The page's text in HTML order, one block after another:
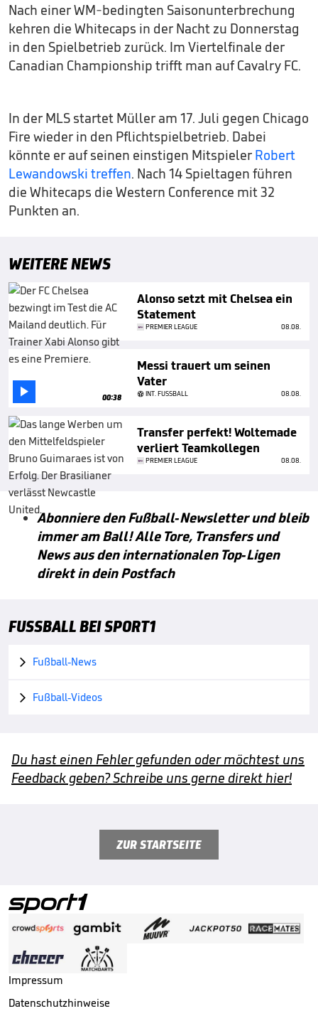
Nach einer WM-bedingten Saisonunterbrechung
kehren die Whitecaps in der Nacht zu Donnerstag
in den Spielbetrieb zurück. Im Viertelfinale der
Canadian Championship trifft man auf Cavalry FC.
In der MLS startet Müller am 17. Juli gegen Chicago
Fire wieder in den Pflichtspielbetrieb. Dabei
könnte er auf seinen einstigen Mitspieler Robert
Lewandowski treffen. Nach 14 Spieltagen führen
die Whitecaps die Western Conference mit 32
Punkten an.
WEITERE NEWS
Alonso setzt mit Chelsea ein
Statement
PREMIER LEAGUE 08.08.
 00:38
Messi trauert um seinen
Vater
INT. FUSSBALL 08.08.
Transfer perfekt! Woltemade
verliert Teamkollegen
PREMIER LEAGUE 08.08.
Abonniere den Fußball-Newsletter und bleib
immer am Ball! Alle Tore, Transfers und
News aus den internationalen Top-Ligen
direkt in dein Postfach
FUSSBALL BEI SPORT1
 Fußball-News
 Fußball-Videos
Du hast einen Fehler gefunden oder möchtest uns
Feedback geben? Schreibe uns gerne direkt hier!
ZUR STARTSEITE
Impressum
Datenschutzhinweise